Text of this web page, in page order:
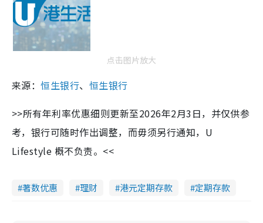
点击图片放大
来源：恒生银行、 恒生银行
>>所有年利率优惠细则更新至2026年2月3日，并仅供参
考，银行可随时作出调整，而毋须另行通知，U
Lifestyle 概不负责。<<
著数优惠 理财 港元定期存款 定期存款